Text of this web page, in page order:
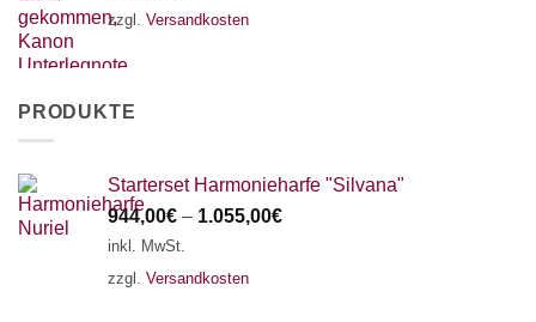
zzgl. Versandkosten
PRODUKTE
Starterset Harmonieharfe "Silvana"
944,00€ – 1.055,00€
inkl. MwSt.
zzgl. Versandkosten